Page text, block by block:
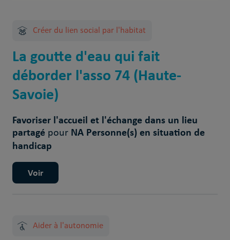
Créer du lien social par l'habitat
La goutte d'eau qui fait
déborder l'asso 74 (Haute-
Savoie)
Favoriser l'accueil et l'échange dans un lieu
partagé pourNA Personne(s) en situation de
handicap
Voir
Aider à l'autonomie